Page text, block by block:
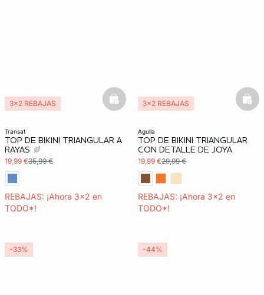
transat
TOP DE BIKINI TRIANGULAR A
RAYAS
19,99 €35,99 €
REBAJAS: ¡Ahora 3x2 en
TODO*!
3x2 REBAJAS basketfull
agulla
TOP DE BIKINI TRIANGULAR
CON DETALLE DE JOYA
19,99 €29,99 €
REBAJAS: ¡Ahora 3x2 en
TODO*!
3x2 REBAJAS
-33% -44%